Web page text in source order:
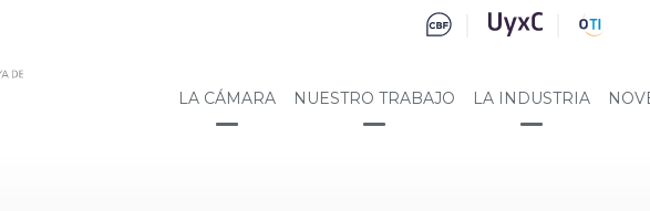
LA CÁMARA NUESTRO TRABAJO LA INDUSTRIA